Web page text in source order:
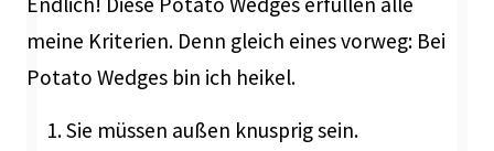
meine Kriterien. Denn gleich eines vorweg: Bei
Potato Wedges bin ich heikel.
Sie müssen außen knusprig sein.